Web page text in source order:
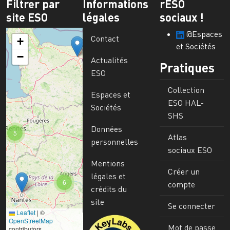
Filtrer par
site ESO
6
5
+
−
Leaflet | ©
OpenStreetMap
Informations
légales
Contact
Actualités
ESO
Espaces et
Sociétés
Données
personnelles
Mentions
légales et
crédits du
site
Image
rESO
sociaux !
@Espaces
et Sociétés
Pratiques
Collection
ESO HAL-
SHS
Atlas
sociaux ESO
Créer un
compte
Se connecter
Mot de passe